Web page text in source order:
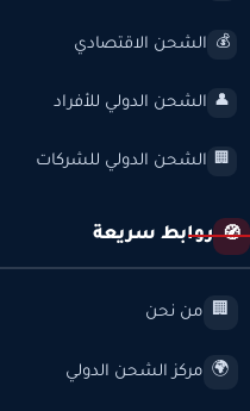
💰 الشحن الاقتصادي
👤 الشحن الدولي للأفراد
🏢 الشحن الدولي للشركات
🧭 روابط سريعة
🏢 من نحن
🌍 مركز الشحن الدولي